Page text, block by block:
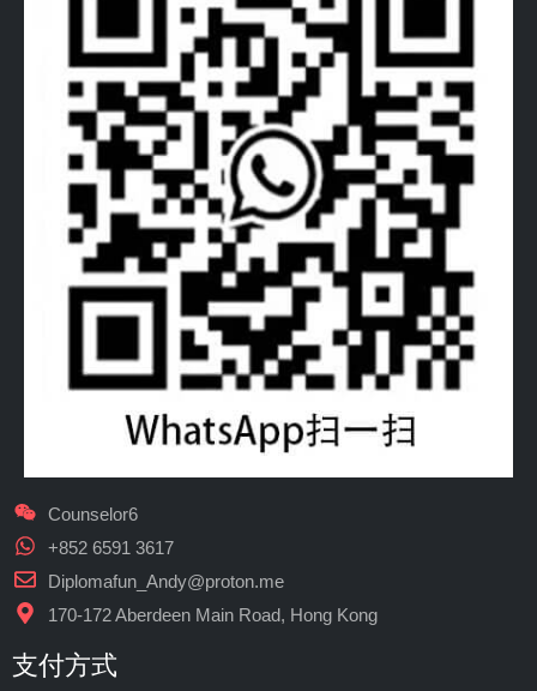
Counselor6
+852 6591 3617
Diplomafun_Andy@proton.me
170-172 Aberdeen Main Road, Hong Kong
支付方式